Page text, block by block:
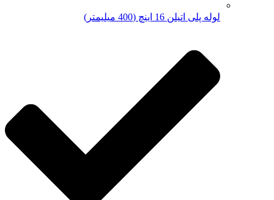
لوله پلی اتیلن 16 اینچ (400 میلیمتر)